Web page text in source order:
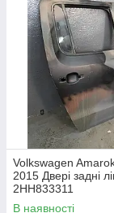
Volkswagen
2015 Двері задні
2HH833311
В наявності